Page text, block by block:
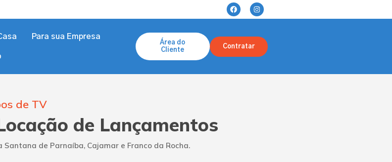
Para sua Empresa
Área do
Cliente
Contratar
de TV
de Lançamentos
de Parnaíba, Cajamar e Franco da Rocha.